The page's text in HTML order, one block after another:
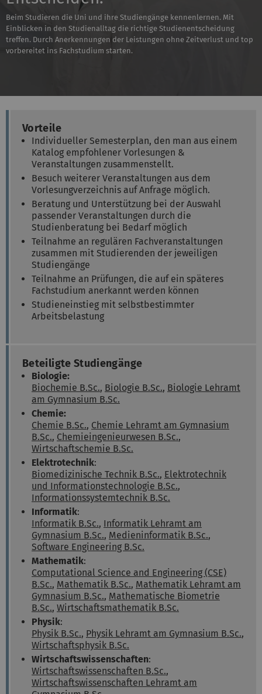
Beim Studieren die Uni und ihre Studiengänge kennenlernen. Mit
Einblicken in den Studienalltag die richtige Studienentscheidung
treffen. Durch Anerkennungen der Leistungen ohne Zeitverlust und top
vorbereitet ins Fachstudium starten.
Vorteile
Individueller Semesterplan, den man aus einem
Katalog empfohlener Vorlesungen &
Veranstaltungen zusammenstellt.
Besuch weiterer Veranstaltungen aus dem
Vorlesungverzeichnis auf Anfrage möglich.
Beratung und Unterstützung bei der Auswahl
passender Veranstaltungen durch die
Studienberatung bei Bedarf möglich
Teilnahme an regulären Fachveranstaltungen
zusammen mit Studierenden der jeweiligen
Studiengänge
Teilnahme an Prüfungen, die auf ein späteres
Fachstudium anerkannt werden können
Studieneinstieg mit selbstbestimmter
Arbeitsbelastung
Beteiligte Studiengänge
Biologie:
Biochemie B.Sc., Biologie B.Sc., Biologie Lehramt
am Gymnasium B.Sc.
Chemie:
Chemie B.Sc., Chemie Lehramt am Gymnasium
B.Sc., Chemieingenieurwesen B.Sc.,
Wirtschaftschemie B.Sc.
Elektrotechnik:
Biomedizinische Technik B.Sc., Elektrotechnik
und Informationstechnologie B.Sc.,
Informationssystemtechnik B.Sc.
Informatik:
Informatik B.Sc., Informatik Lehramt am
Gymnasium B.Sc., Medieninformatik B.Sc.,
Software Engineering B.Sc.
Mathematik:
Computational Science and Engineering (CSE)
B.Sc., Mathematik B.Sc., Mathematik Lehramt am
Gymnasium B.Sc., Mathematische Biometrie
B.Sc., Wirtschaftsmathematik B.Sc.
Physik:
Physik B.Sc., Physik Lehramt am Gymnasium B.Sc.,
Wirtschaftsphysik B.Sc.
Wirtschaftswissenschaften:
Wirtschaftswissenschaften B.Sc.,
Wirtschaftswissenschaften Lehramt am